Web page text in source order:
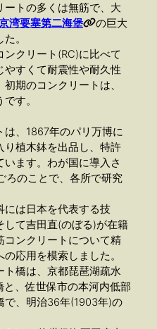
ートの多くは無筋で、大
湾要塞第二海堡
の巨大
。
クリート(RC)に比べて
やすくて耐震性や耐久性
期のコンクリートは、
す。
、1867年のパリ万博に
り植木鉢を出品し、特許
ます。わが国に導入さ
ろのことで、各所で研究
には日本を代表する技
して吉田直(のぼる)が在籍
コンクリートについて精
応用を模索しました。
ト橋は、京都琵琶湖疏水
、佐世保市の本河内低部
で、明治36年(1903年)の